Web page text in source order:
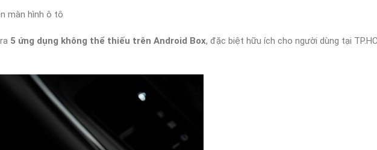
màn hình ô tô
5 ứng dụng không thể thiếu trên Android Box, đặc biệt hữu ích cho người dùng tại